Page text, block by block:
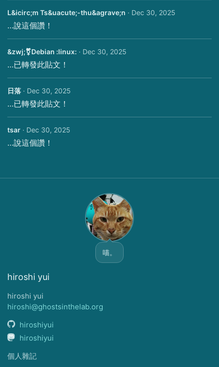
L&icirc;m Ts&uacute;-thu&agrave;n · Dec 30, 2025
…說這個讚！
️&zwj;⚧️Debian :linux: · Dec 30, 2025
…已轉發此貼文！
日落 · Dec 30, 2025
…已轉發此貼文！
tsar · Dec 30, 2025
…說這個讚！
喵。
hiroshi yui
hiroshi yui
hiroshi@ghostsinthelab.org
hiroshiyui
hiroshiyui
個人雜記